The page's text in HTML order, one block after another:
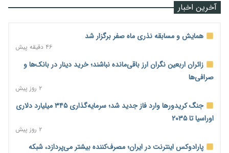
آخرین اخبار
همایش و مسابقه نذری ماه صفر برگزار شد
۴۶ دقیقه پیش
زائران اربعین نگران ارز باقی‌مانده نباشند؛ خرید دینار در بانک‌ها و
صرافی‌ها
۲ روز پیش
جنگ کریدورها وارد فاز جدید شد؛ سرمایه‌گذاری ۳۴۵ میلیارد دلاری
اوراسیا تا ۲۰۳۵
۲ روز پیش
پارادوکس اینترنت در ایران؛ مصرف‌کننده بیشتر می‌پردازد، شبکه